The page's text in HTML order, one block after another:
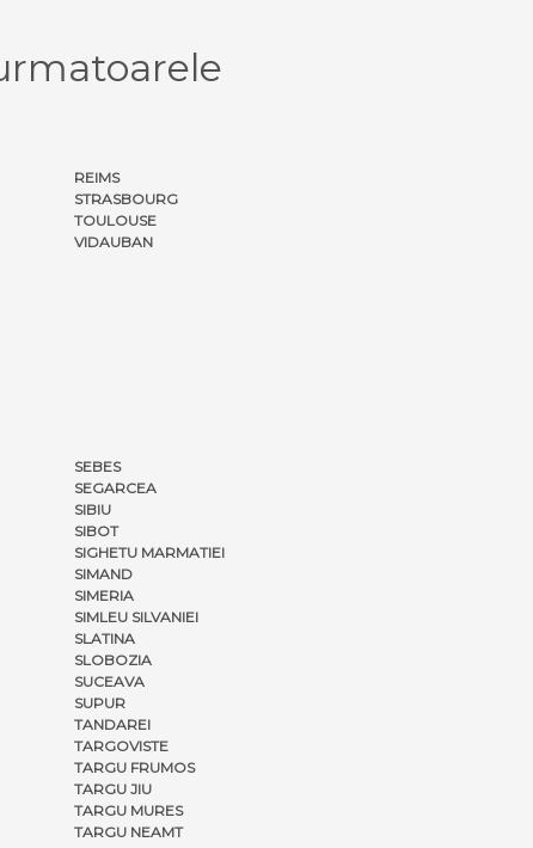
REIMS
STRASBOURG
TOULOUSE
VIDAUBAN
SEBES
SEGARCEA
SIBIU
SIBOT
SIGHETU MARMATIEI
SIMAND
SIMERIA
SIMLEU SILVANIEI
SLATINA
SLOBOZIA
SUCEAVA
SUPUR
TANDAREI
TARGOVISTE
TARGU FRUMOS
TARGU JIU
TARGU MURES
TARGU NEAMT